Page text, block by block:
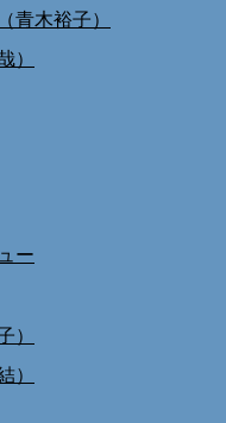
青木裕子）
）
ー
）
）